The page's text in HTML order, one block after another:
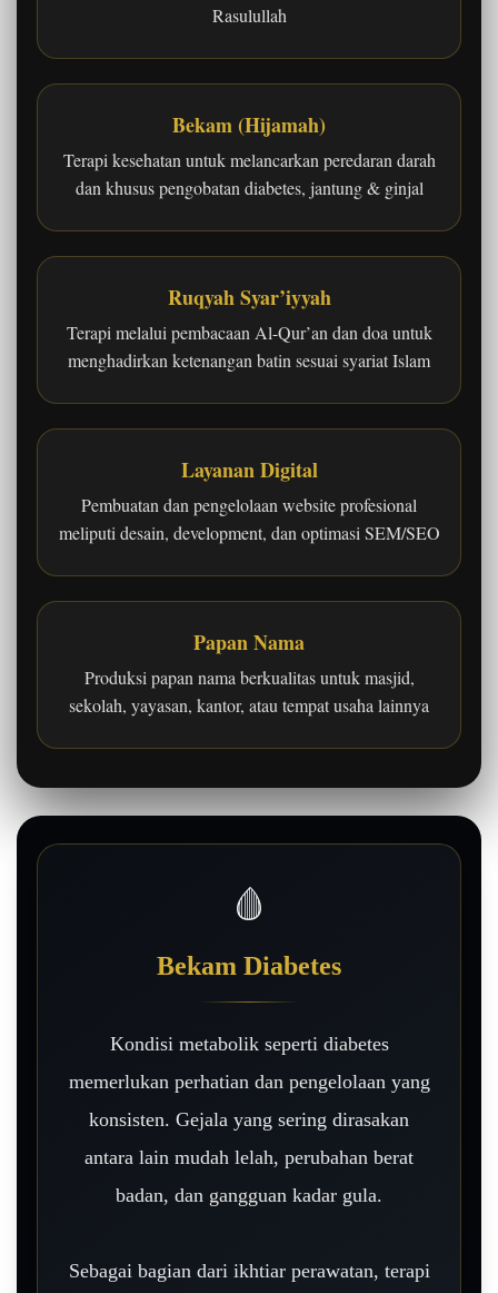
Rasulullah
Bekam (Hijamah)
Terapi kesehatan untuk melancarkan peredaran darah
dan khusus pengobatan diabetes, jantung & ginjal
Ruqyah Syar’iyyah
Terapi melalui pembacaan Al-Qur’an dan doa untuk
menghadirkan ketenangan batin sesuai syariat Islam
Layanan Digital
Pembuatan dan pengelolaan website profesional
meliputi desain, development, dan optimasi SEM/SEO
Papan Nama
Produksi papan nama berkualitas untuk masjid,
sekolah, yayasan, kantor, atau tempat usaha lainnya
🩸
Bekam Diabetes
Kondisi metabolik seperti diabetes
memerlukan perhatian dan pengelolaan yang
konsisten. Gejala yang sering dirasakan
antara lain mudah lelah, perubahan berat
badan, dan gangguan kadar gula.
Sebagai bagian dari ikhtiar perawatan, terapi